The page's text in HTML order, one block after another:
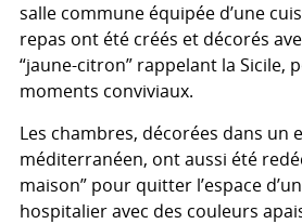
salle commune équipée d’une
repas ont été créés et décorés
“jaune-citron” rappelant la Sicile,
moments conviviaux.
Les chambres, décorées dans un
méditerranéen, ont aussi été
maison” pour quitter l’espace
hospitalier avec des couleurs